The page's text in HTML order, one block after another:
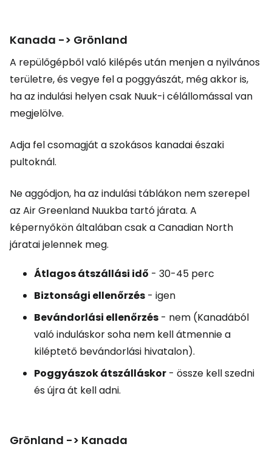
Kanada -> Grönland
A repülőgépből való kilépés után menjen a nyilvános
területre, és vegye fel a poggyászát, még akkor is,
ha az indulási helyen csak Nuuk-i célállomással van
megjelölve.
Adja fel csomagját a szokásos kanadai északi
pultoknál.
Ne aggódjon, ha az indulási táblákon nem szerepel
az Air Greenland Nuukba tartó járata. A
képernyőkön általában csak a Canadian North
járatai jelennek meg.
Átlagos átszállási idő - 30-45 perc
Biztonsági ellenőrzés - igen
Bevándorlási ellenőrzés - nem (Kanadából
való induláskor soha nem kell átmennie a
kiléptető bevándorlási hivatalon).
Poggyászok átszálláskor - össze kell szedni
és újra át kell adni.
Grönland -> Kanada